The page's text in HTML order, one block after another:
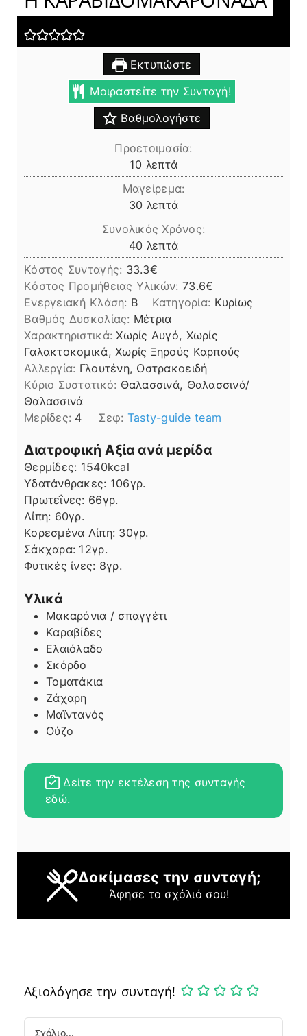
Εκτυπώστε
Μοιραστείτε την Συνταγή!
Βαθμολογήστε
Προετοιμασία:
10 λεπτά
λεπτά
Μαγείρεμα:
30 λεπτά
λεπτά
Συνολικός Χρόνος:
40 λεπτά
λεπτά
Κόστος Συνταγής: 33.3€
Kόστος Προμήθειας Υλικών:73.6
Ενεργειακή Κλάση: B Κατηγορία: Κυρίως
Βαθμός Δυσκολίας: Μέτρια
Χαρακτηριστικά:Χωρίς Αυγό, Χωρίς
Γαλακτοκομικά, Χωρίς Ξηρούς Καρπούς
Αλλεργία: Γλουτένη, Οστρακοειδή
Kύριο Συστατικό: Θαλασσινά, Θαλασσινά/
Θαλασσινά
Μερίδες: 4 Σεφ: Tasty-guide team
Διατροφική Αξία ανά μερίδα
Θερμίδες: 1540kcal
Υδατάνθρακες: 106γρ.
Πρωτεΐνες: 66γρ.
Λίπη
Λίπη: 60γρ.
Κορεσμένα Λίπη: 30γρ.
Σάκχαρα: 12γρ.
Φυτικές ίνες: 8γρ.
Υλικά
Μακαρόνια / σπαγγέτι
Καραβίδες
Ελαιόλαδο
Σκόρδο
Τοματάκια
Ζάχαρη
Μαϊντανός
Ούζο
Δείτε την εκτέλεση της συνταγής
εδώ.
Δοκίμασες την συνταγή;
Άφησε το σχόλιό σου!
Αξιολόγησε την συνταγή!
Comment